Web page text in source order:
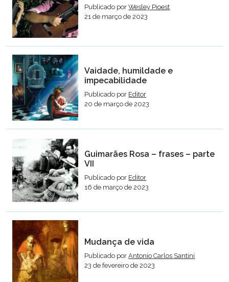
Publicado porWesley Pioest
21 de março de 2023
Vaidade, humildade e
impecabilidade
Publicado por Editor
20 de março de 2023
Guimarães Rosa – frases – parte
VII
Publicado por Editor
16 de março de 2023
Mudança de vida
Publicado porAntonio Carlos Santini
23 de fevereiro de 2023